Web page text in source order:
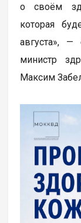
о своём
которая
августа», —
министр
Максим